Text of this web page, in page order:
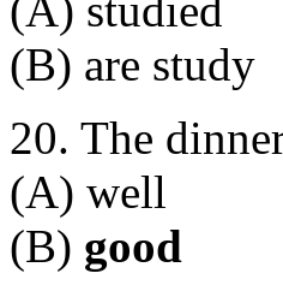
(B) are
20. The
(A) well
(B) good